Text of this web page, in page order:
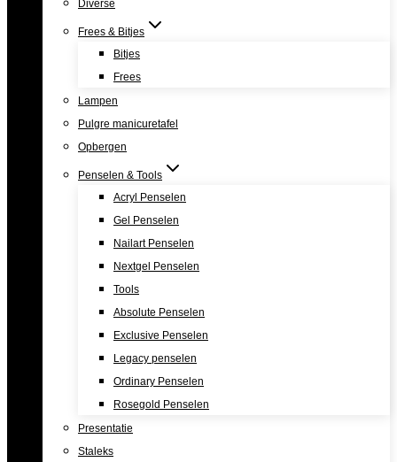
Diverse
Frees & Bitjes
Bitjes
Frees
Lampen
Pulgre manicuretafel
Opbergen
Penselen & Tools
Acryl Penselen
Gel Penselen
Nailart Penselen
Nextgel Penselen
Tools
Absolute Penselen
Exclusive Penselen
Legacy penselen
Ordinary Penselen
Rosegold Penselen
Presentatie
Staleks